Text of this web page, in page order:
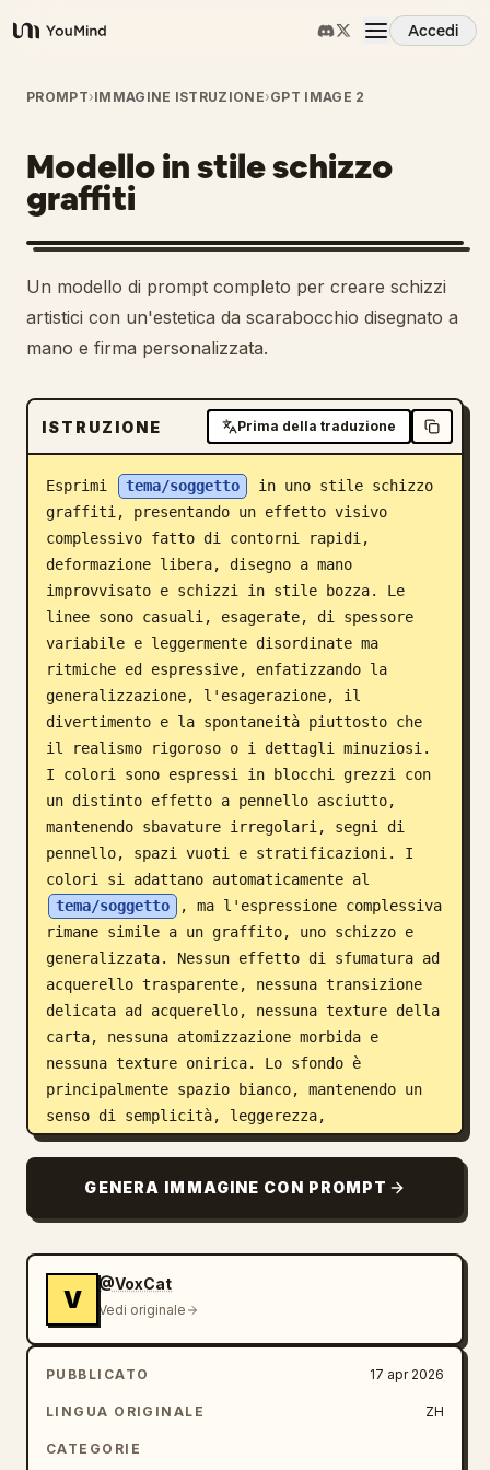
YouMind
Accedi
Panoramica
Casi d'uso
Abilità
Prompt
Scarica
Blog
Aggiornamenti
PROMPT›IMMAGINE ISTRUZIONE›GPT IMAGE 2
Modello in stile schizzo
graffiti
Un modello di prompt completo per creare schizzi
artistici con un'estetica da scarabocchio disegnato a
mano e firma personalizzata.
ISTRUZIONE Prima della traduzione
Esprimi tema/soggetto
in uno stile schizzo
graffiti, presentando un effetto visivo
complessivo fatto di contorni rapidi,
deformazione libera, disegno a mano
improvvisato e schizzi in stile bozza. Le
linee sono casuali, esagerate, di spessore
variabile e leggermente disordinate ma
ritmiche ed espressive, enfatizzando la
generalizzazione, l'esagerazione, il
divertimento e la spontaneità piuttosto che
il realismo rigoroso o i dettagli minuziosi.
I colori sono espressi in blocchi grezzi con
un distinto effetto a pennello asciutto,
mantenendo sbavature irregolari, segni di
pennello, spazi vuoti e stratificazioni. I
colori si adattano automaticamente al
tema/soggetto
, ma l'espressione complessiva
rimane simile a un graffito, uno schizzo e
generalizzata. Nessun effetto di sfumatura ad
acquerello trasparente, nessuna transizione
delicata ad acquerello, nessuna texture della
carta, nessuna atomizzazione morbida e
nessuna texture onirica. Lo sfondo è
principalmente spazio bianco, mantenendo un
senso di semplicità, leggerezza,
incompiutezza e design. Piccole quantità di
linee ripetute, testo scritto a mano o altri
elementi graffiti possono essere aggiunti per
album da disegno o un saggio, ma non
dovrebbero essere troppo affollati o
distruggere il soggetto e l'atmosfera dello
spazio bianco. Il contenuto dell'immagine non
deve essere scritto in anticipo;
tema/soggetto dedurrà e genererà
azioni, gli elementi correlati, i simboli o
GENERA IMMAGINE CON PROMPT
V
@VoxCat
Vedi originale
PUBBLICATO 17 apr 2026
LINGUA ORIGINALE ZH
CATEGORIE